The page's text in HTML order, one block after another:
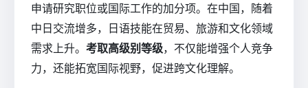
申请研究职位或国际工作的加分项。在中国，随着
中日交流增多，日语技能在贸易、旅游和文化领域
需求上升。 考取高级别等级，不仅能增强个人竞争
力，还能拓宽国际视野，促进跨文化理解。